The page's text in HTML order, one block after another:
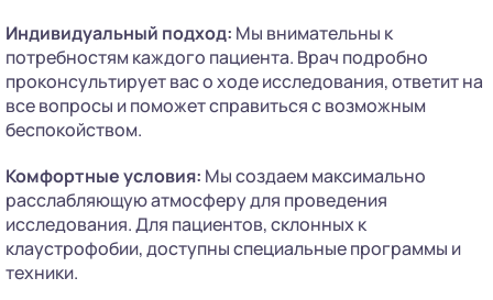
Индивидуальный подход: Мы внимательны к
потребностям каждого пациента. Врач подробно
проконсультирует вас о ходе исследования, ответит на
все вопросы и поможет справиться с возможным
беспокойством.
Комфортные условия: Мы создаем максимально
расслабляющую атмосферу для проведения
исследования. Для пациентов, склонных к
клаустрофобии, доступны специальные программы и
техники.